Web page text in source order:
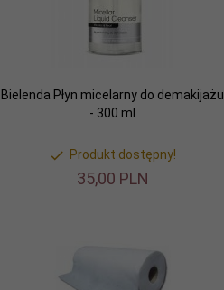
Bielenda Płyn micelarny do demakijażu
- 300 ml
Produkt dostępny!
35,00 PLN